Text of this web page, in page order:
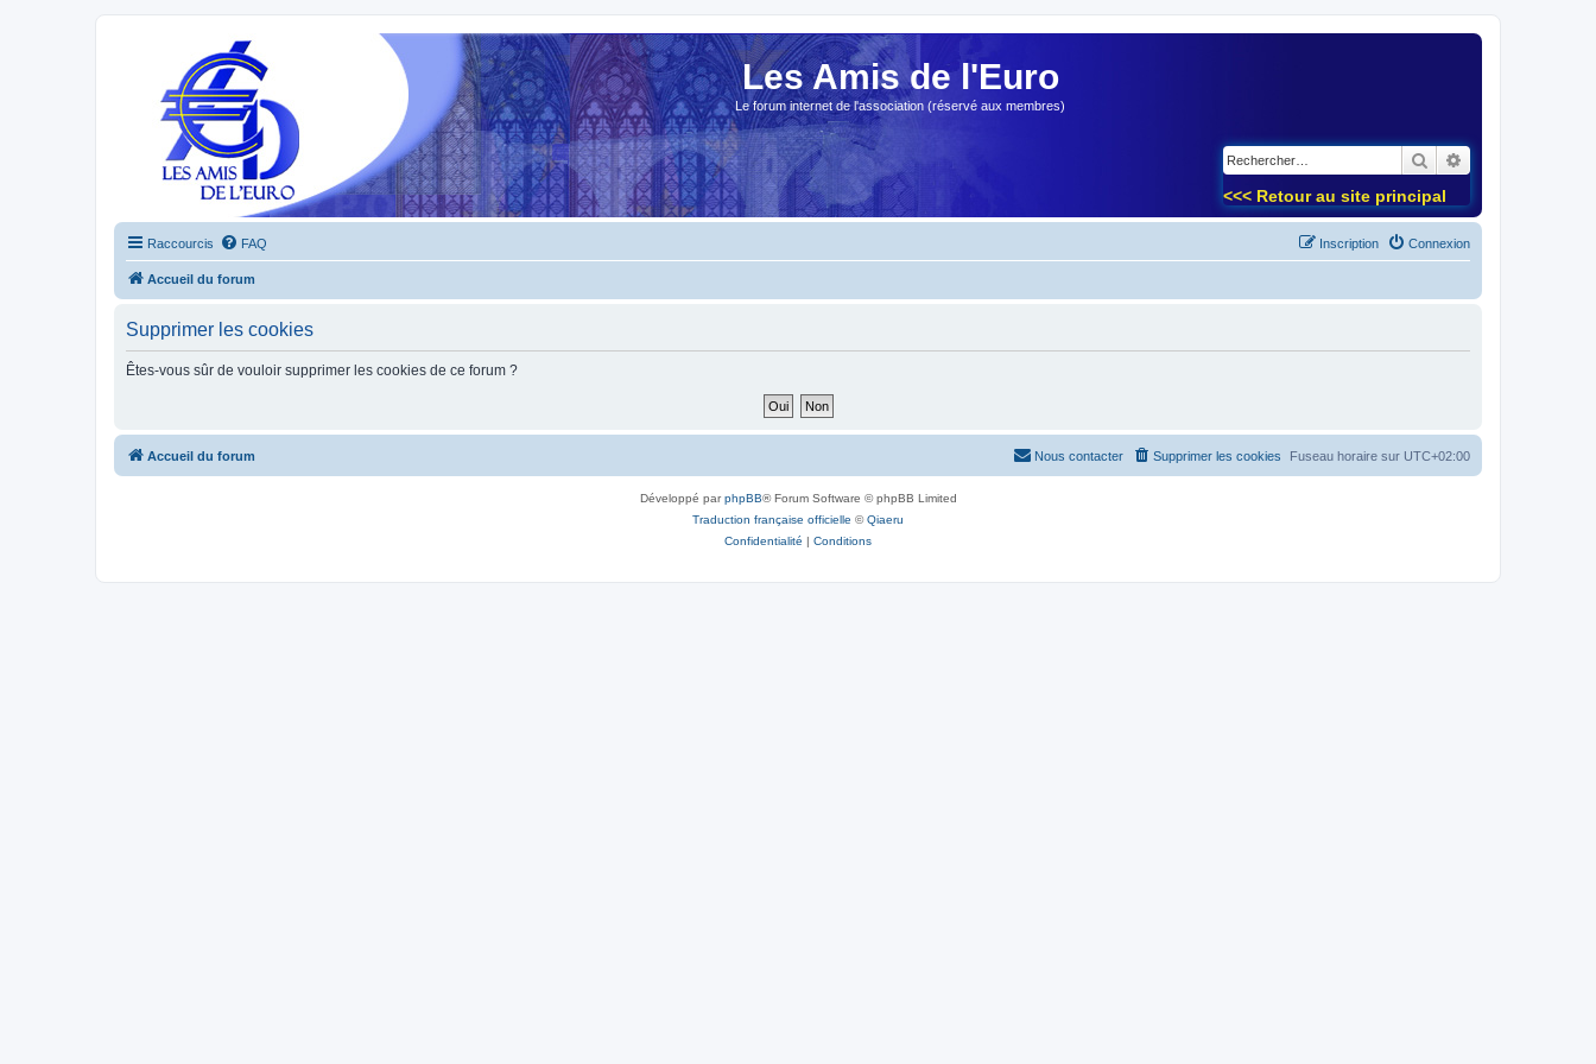
Les Amis de l'Euro
Le forum internet de l'association (réservé aux membres)
Rechercher
<<< Retour au site principal
Raccourcis FAQ Connexion
Inscription
Accueil du forum
Supprimer les cookies
Êtes-vous sûr de vouloir supprimer les cookies de ce forum ?
Accueil du forum Fuseau horaire sur UTC+02:00
Supprimer les cookies
Nous contacter
Développé parphpBB® Forum Software © phpBB Limited
Traduction française officielle ©Qiaeru
Confidentialité | Conditions